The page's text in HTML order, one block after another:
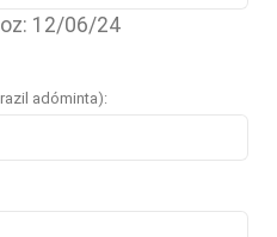
12/06/24
adóminta):